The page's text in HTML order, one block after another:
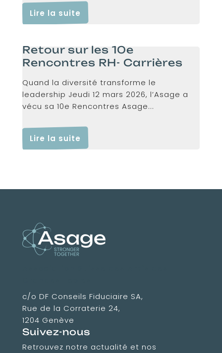
Lire la suite
Retour sur les 10e
Rencontres RH- Carrières
Quand la diversité transforme le
leadership Jeudi 12 mars 2026, l’Asage a
vécu sa 10e Rencontres Asage...
Lire la suite
c/o DF Conseils Fiduciaire SA,
Rue de la Corraterie 24,
1204 Genève
Suivez-nous
Retrouvez notre actualité et nos